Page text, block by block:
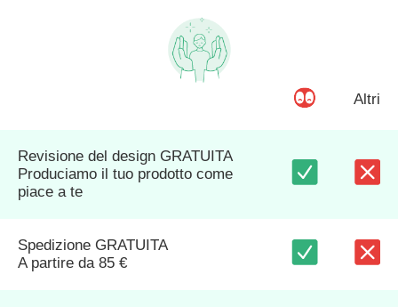
Altri
Revisione del design GRATUITA
Produciamo il tuo prodotto come
piace a te
Spedizione GRATUITA
A partire da 85 €